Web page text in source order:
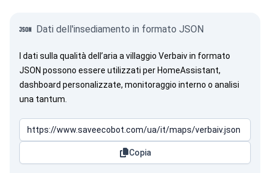
Dati dell'insediamento in formato JSON
I dati sulla qualità dell’aria a villaggio Verbaiv in formato
JSON possono essere utilizzati per HomeAssistant,
dashboard personalizzate, monitoraggio interno o analisi
una tantum.
Copia